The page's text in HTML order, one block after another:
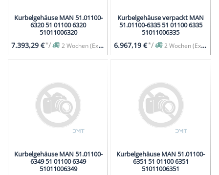
Kurbelgehäuse MAN 51.01100-
6320 51 01100 6320
51011006320
7.393,29 €*/ 2 Wochen (Expresslieferung auf Anfrage)
Kurbelgehäuse verpackt MAN
51.01100-6335 51 01100 6335
51011006335
6.967,19 €*/ 2 Wochen (Expresslieferung auf Anfrage)
Kurbelgehäuse MAN 51.01100-
6349 51 01100 6349
51011006349
Kurbelgehäuse MAN 51.01100-
6351 51 01100 6351
51011006351